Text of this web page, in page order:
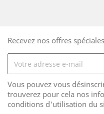
Recevez nos offres spéciales
Vous pouvez vous
trouverez pour cela nos
conditions d'utilisation du